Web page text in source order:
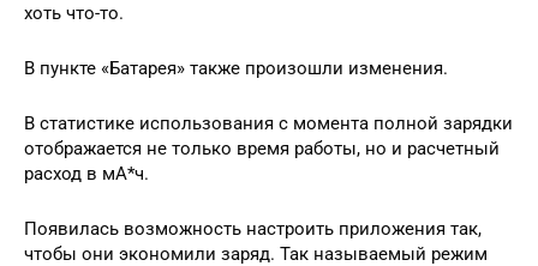
хоть что-то.
В пункте «Батарея» также произошли изменения.
В статистике использования с момента полной зарядки
отображается не только время работы, но и расчетный
расход в мА*ч.
Появилась возможность настроить приложения так,
чтобы они экономили заряд. Так называемый режим